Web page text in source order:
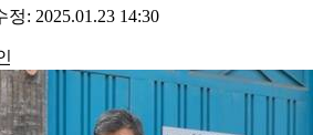
정: 2025.01.23 14:30